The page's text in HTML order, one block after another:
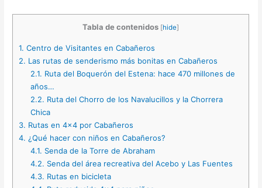
Tabla de contenidos [hide]
1. Centro de Visitantes en Cabañeros
2. Las rutas de senderismo más bonitas en Cabañeros
2.1. Ruta del Boquerón del Estena: hace 470 millones de
años…
2.2. Ruta del Chorro de los Navalucillos y la Chorrera
Chica
3. Rutas en 4×4 por Cabañeros
4. ¿Qué hacer con niños en Cabañeros?
4.1. Senda de la Torre de Abraham
4.2. Senda del área recreativa del Acebo y Las Fuentes
4.3. Rutas en bicicleta